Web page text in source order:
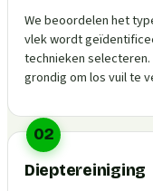
We beoordelen het
vlek wordt
technieken
grondig om los vuil te
02
Dieptereiniging